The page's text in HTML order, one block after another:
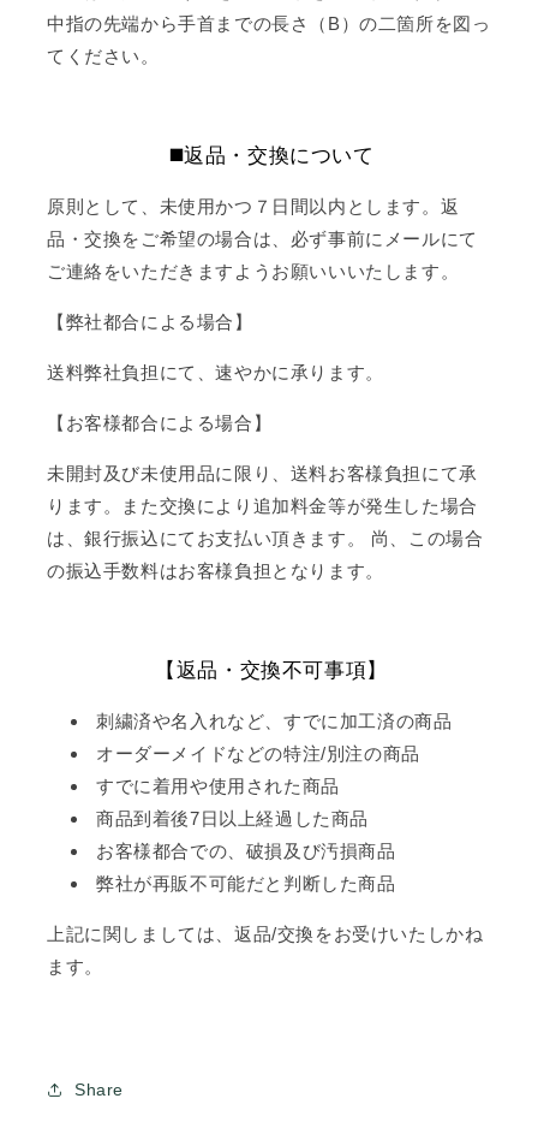
中指の先端から手首までの長さ（B）の二箇所を図っ
てください。
◼️返品・交換について
原則として、未使用かつ７日間以内とします。返
品・交換をご希望の場合は、必ず事前にメールにて
ご連絡をいただきますようお願いいいたします。
【弊社都合による場合】
送料弊社負担にて、速やかに承ります。
【お客様都合による場合】
未開封及び未使用品に限り、送料お客様負担にて承
ります。また交換により追加料金等が発生した場合
は、銀行振込にてお支払い頂きます。 尚、この場合
の振込手数料はお客様負担となります。
【返品・交換不可事項】
刺繍済や名入れなど、すでに加工済の商品
オーダーメイドなどの特注/別注の商品
すでに着用や使用された商品
商品到着後7日以上経過した商品
お客様都合での、破損及び汚損商品
弊社が再販不可能だと判断した商品
上記に関しましては、返品/交換をお受けいたしかね
ます。
Share